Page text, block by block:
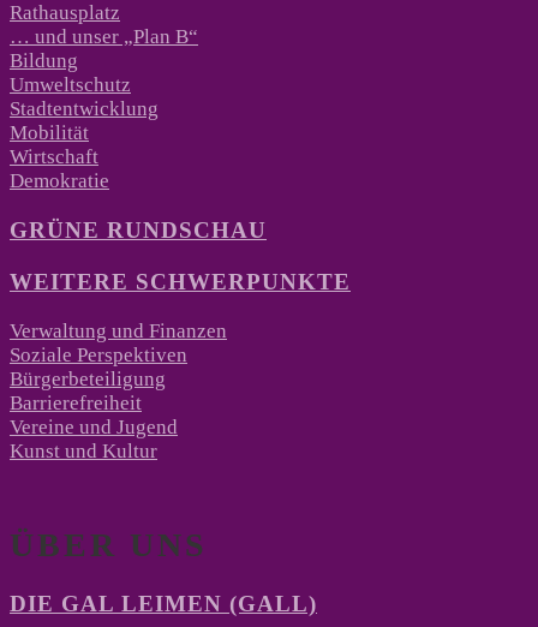
Rathausplatz
… und unser „Plan B“
Bildung
Umweltschutz
Stadtentwicklung
Mobilität
Wirtschaft
Demokratie
GRÜNE RUNDSCHAU
WEITERE SCHWERPUNKTE
Verwaltung und Finanzen
Soziale Perspektiven
Bürgerbeteiligung
Barrierefreiheit
Vereine und Jugend
Kunst und Kultur
ÜBER UNS
DIE GAL LEIMEN (GALL)